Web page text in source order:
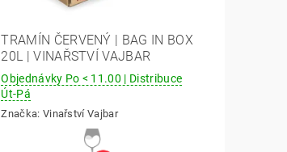
TRAMÍN ČERVENÝ | BAG IN BOX
20L | VINAŘSTVÍ VAJBAR
Objednávky Po < 11.00 | Distribuce
Út-Pá
Značka: Vinařství Vajbar